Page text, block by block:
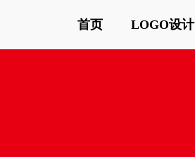
首页 LOGO设计